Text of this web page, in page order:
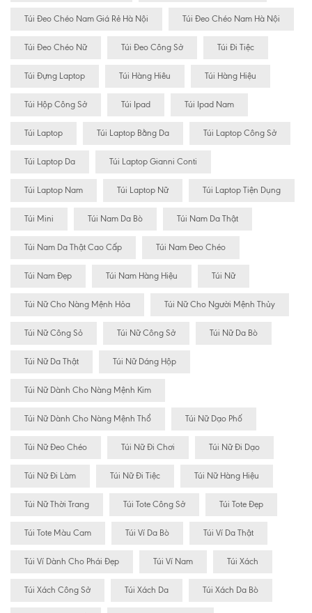
Túi Đeo Chéo Nam Giá Rẻ Hà Nội Túi Đeo Chéo Nam Hà Nội
Túi Đeo Chéo Nữ Túi Đeo Công Sở Túi Đi Tiệc
Túi Đựng Laptop Túi Hàng Hiêu Túi Hàng Hiệu
Túi Hộp Công Sở Túi Ipad Túi Ipad Nam
Túi Laptop Túi Laptop Bằng Da Túi Laptop Công Sở
Túi Laptop Da Túi Laptop Gianni Conti
Túi Laptop Nam Túi Laptop Nữ Túi Laptop Tiện Dụng
Túi Mini Túi Nam Da Bò Túi Nam Da Thật
Túi Nam Da Thật Cao Cấp Túi Nam Đeo Chéo
Túi Nam Đẹp Túi Nam Hàng Hiệu Túi Nữ
Túi Nữ Cho Nàng Mệnh Hỏa Túi Nữ Cho Người Mệnh Thủy
Túi Nữ Công Sỏ Túi Nữ Công Sở Túi Nữ Da Bò
Túi Nữ Da Thật Túi Nữ Dáng Hộp
Túi Nữ Dành Cho Nàng Mệnh Kim
Túi Nữ Dành Cho Nàng Mệnh Thổ Túi Nữ Dạo Phố
Túi Nữ Đeo Chéo Túi Nữ Đi Chơi Túi Nữ Đi Dạo
Túi Nữ Đi Làm Túi Nữ Đi Tiệc Túi Nữ Hàng Hiệu
Túi Nữ Thời Trang Túi Tote Công Sở Túi Tote Đẹp
Túi Tote Màu Cam Túi Ví Da Bò Túi Ví Da Thật
Túi Ví Dành Cho Phái Đẹp Túi Ví Nam Túi Xách
Túi Xách Công Sở Túi Xách Da Túi Xách Da Bò